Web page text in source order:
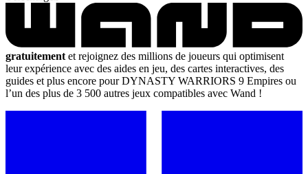
gratuitement et rejoignez des millions de joueurs qui optimisent
leur expérience avec des aides en jeu, des cartes interactives, des
guides et plus encore pour DYNASTY WARRIORS 9 Empires ou
l’un des plus de 3 500 autres jeux compatibles avec Wand !